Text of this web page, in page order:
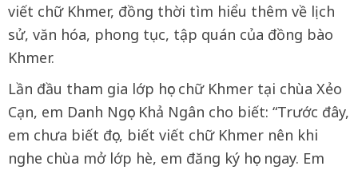
viết chữ Khmer, đồng thời tìm hiểu thêm về lịch
sử, văn hóa, phong tục, tập quán của đồng bào
Khmer.
Lần đầu tham gia lớp học chữ Khmer tại chùa Xẻo
Cạn, em Danh Ngọc Khả Ngân cho biết: “Trước đây,
em chưa biết đọc, biết viết chữ Khmer nên khi
nghe chùa mở lớp hè, em đăng ký học ngay. Em